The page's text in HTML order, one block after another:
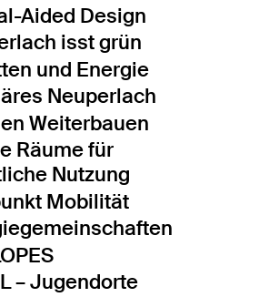
Aided Design
isst grün
und Energie
Neuperlach
Weiterbauen
Räume für
Nutzung
Mobilität
– Jugendorte